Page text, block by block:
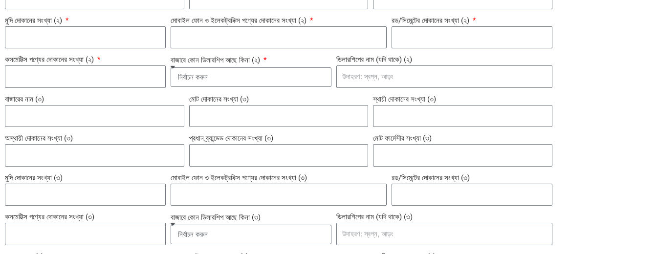
মুদি দোকানের সংখ্যা (২) মোবাইল ফোন ও ইলেকট্রনিক্স পণ্যের দোকানের সংখ্যা (২) রড/সিমেন্টের দোকানের সংখ্যা (২)
কসমেটিক্স পণ্যের দোকানের সংখ্যা (২) বাজারে কোন ডিলারশিপ আছে কিনা (২) ডিলারশিপের নাম (যদি থাকে) (২)
বাজারের নাম (৩) মোট দোকানের সংখ্যা (৩) স্থায়ী দোকানের সংখ্যা (৩)
অস্থায়ী দোকানের সংখ্যা (৩) প্রধান ব্র্যান্ডেড দোকানের সংখ্যা (৩) মোট ফার্মেসীর সংখ্যা (৩)
মুদি দোকানের সংখ্যা (৩) মোবাইল ফোন ও ইলেকট্রনিক্স পণ্যের দোকানের সংখ্যা (৩) রড/সিমেন্টের দোকানের সংখ্যা (৩)
কসমেটিক্স পণ্যের দোকানের সংখ্যা (৩) বাজারে কোন ডিলারশিপ আছে কিনা (৩) ডিলারশিপের নাম (যদি থাকে) (৩)